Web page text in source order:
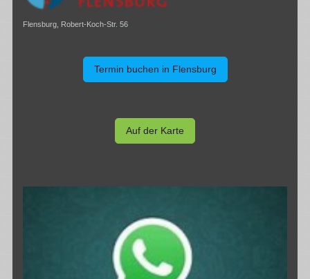
Flensburg, Robert-Koch-Str. 56
Termin buchen in Flensburg
Auf der Karte